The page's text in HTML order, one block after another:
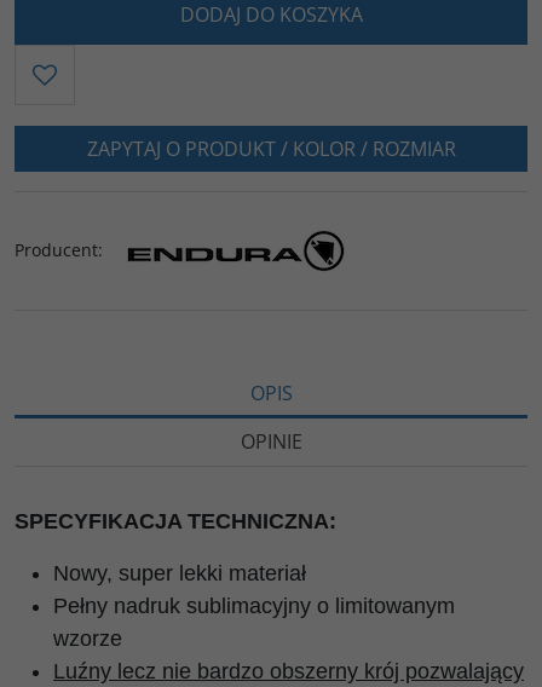
DODAJ DO KOSZYKA
ZAPYTAJ O PRODUKT / KOLOR / ROZMIAR
Producent:
OPIS
OPINIE
SPECYFIKACJA TECHNICZNA:
Nowy, super lekki materiał
Pełny nadruk sublimacyjny o limitowanym
wzorze
Luźny lecz nie bardzo obszerny krój pozwalający